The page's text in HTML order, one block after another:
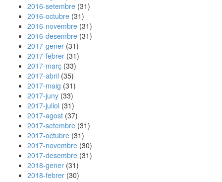
2016-setembre (31)
2016-octubre (31)
2016-novembre (31)
2016-desembre (31)
2017-gener (31)
2017-febrer (31)
2017-març (33)
2017-abril (35)
2017-maig (31)
2017-juny (33)
2017-juliol (31)
2017-agost (37)
2017-setembre (31)
2017-octubre (31)
2017-novembre (30)
2017-desembre (31)
2018-gener (31)
2018-febrer (30)